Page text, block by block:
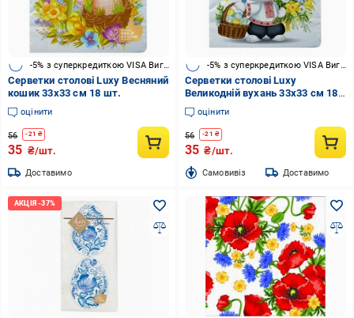
-5% з суперкредиткою VISA Вигода
Серветки столові Luxy Весняний
кошик 33х33 см 18 шт.
оцінити
56 -21 ₴
35 ₴/шт.
Доставимо
Серветки столові Luxy
Великодній вухань 33х33 см 18
шт.
оцінити
56 -21 ₴
35 ₴/шт.
Cамовивіз Доставимо